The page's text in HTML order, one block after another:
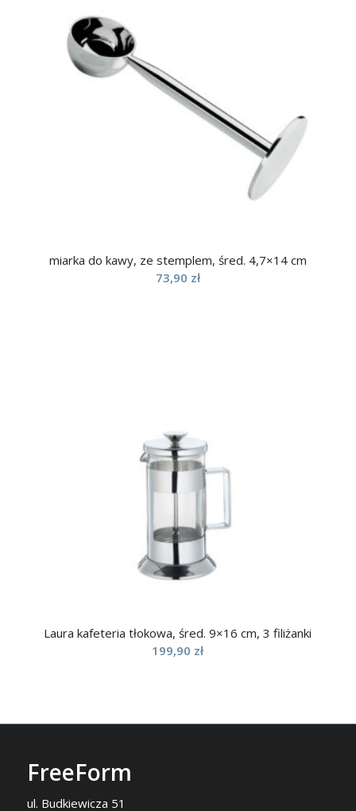
miarka do kawy, ze stemplem, śred. 4,7×14 cm
73,90 zł
Laura kafeteria tłokowa, śred. 9×16 cm, 3 filiżanki
199,90 zł
FreeForm
ul. Budkiewicza 51